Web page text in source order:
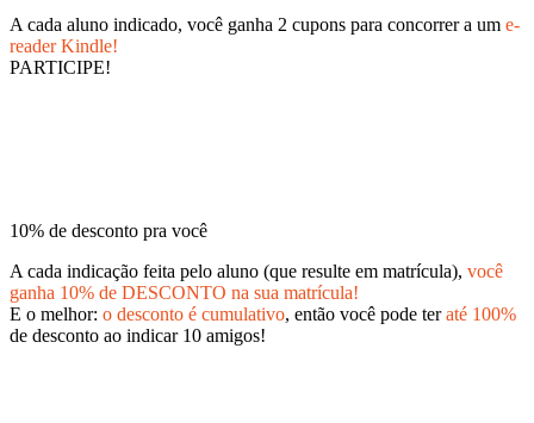
A cada aluno indicado, você ganha 2 cupons para concorrer a um e-
reader Kindle!
PARTICIPE!
10% de desconto pra você
A cada indicação feita pelo aluno (que resulte em matrícula), você
ganha 10% de DESCONTO na sua matrícula!
E o melhor: o desconto é cumulativo, então você pode teraté 100%
de desconto ao indicar 10 amigos!